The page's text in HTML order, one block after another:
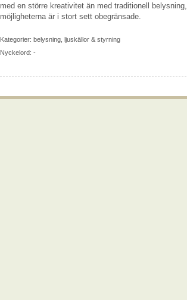
med en större kreativitet än med traditionell belysning,
möjligheterna är i stort sett obegränsade.
Kategorier: belysning ljuskällor & styrning
Nyckelord: -